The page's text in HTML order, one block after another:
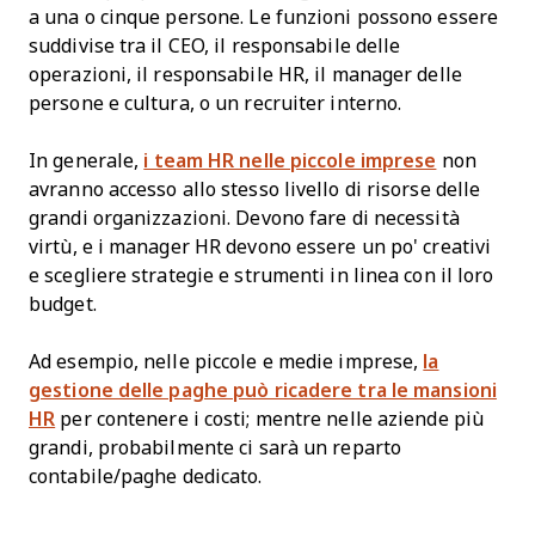
a una o cinque persone. Le funzioni possono essere
suddivise tra il CEO, il responsabile delle
operazioni, il responsabile HR, il manager delle
persone e cultura, o un recruiter interno.
In generale, i team HR nelle piccole imprese non
avranno accesso allo stesso livello di risorse delle
grandi organizzazioni. Devono fare di necessità
virtù, e i manager HR devono essere un po' creativi
e scegliere strategie e strumenti in linea con il loro
budget.
Ad esempio, nelle piccole e medie imprese, la
gestione delle paghe può ricadere tra le mansioni
HR per contenere i costi; mentre nelle aziende più
grandi, probabilmente ci sarà un reparto
contabile/paghe dedicato.